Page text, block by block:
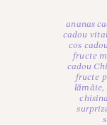
ananas
cadou
cos
fructe
cadou
fructe
lămâie,